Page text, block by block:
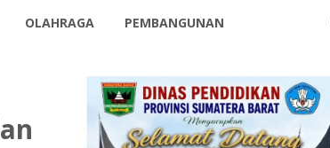
OLAHRAGA PEMBANGUNAN